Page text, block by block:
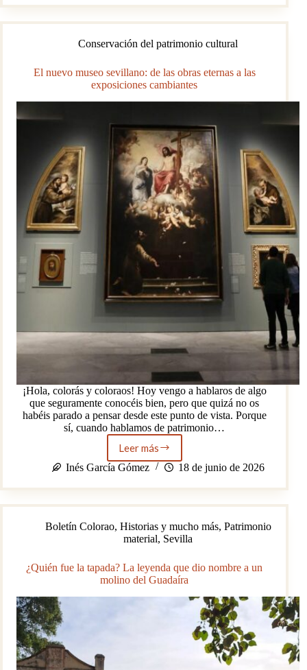
las
abuelas
la
del
patrimonio
Conservación del patrimonio cultural
El nuevo museo sevillano: de las obras eternas a las
exposiciones cambiantes
¡Hola, colorás y coloraos! Hoy vengo a hablaros de algo
que seguramente conocéis bien, pero que quizá no os
habéis parado a pensar desde este punto de vista. Porque
sí, cuando hablamos de patrimonio…
Leer más
El
nuevo
sevillano:
de
obras
eternas
las
exposiciones
Inés García Gómez 18 de junio de 2026
Boletín Colorao, Historias y mucho más, Patrimonio
material, Sevilla
¿Quién fue la tapada? La leyenda que dio nombre a un
molino del Guadaíra